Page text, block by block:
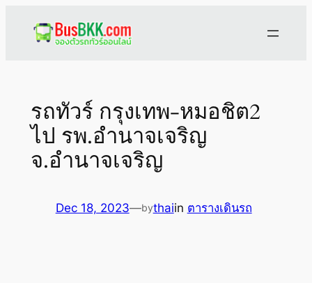
รถทัวร์ กรุงเทพ-หมอชิต2
ไป รพ.อำนาจเจริญ
จ.อำนาจเจริญ
Dec 18, 2023—bythaiin ตารางเดินรถ